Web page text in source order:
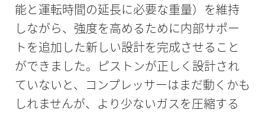
能と運転時間の延長に必要な重量）を維持
しながら、強度を高めるために内部サポー
トを追加した新しい設計を完成させること
ができました。ピストンが正しく設計され
ていないと、コンプレッサーはまだ動くかも
しれませんが、より少ないガスを圧縮する